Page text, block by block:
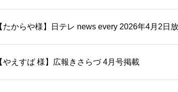
たからや様】日テレ news every 2026年4月2日
やえすば 様】広報きさらづ 4月号掲載